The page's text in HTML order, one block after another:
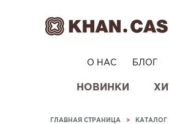
О НАС БЛОГ
НОВИНКИ
ГЛАВНАЯ СТРАНИЦА > КАТАЛОГ